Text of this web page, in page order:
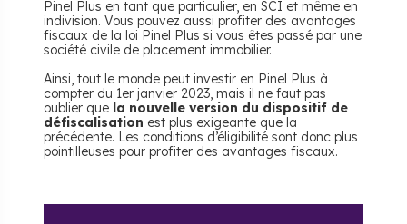
Pinel Plus en tant que particulier, en SCI et même en
indivision. Vous pouvez aussi profiter des avantages
fiscaux de la loi Pinel Plus si vous êtes passé par une
société civile de placement immobilier.
Ainsi, tout le monde peut investir en Pinel Plus à
compter du 1er janvier 2023, mais il ne faut pas
oublier que la nouvelle version du dispositif de
défiscalisation est plus exigeante que la
précédente. Les conditions d’éligibilité sont donc plus
pointilleuses pour profiter des avantages fiscaux.